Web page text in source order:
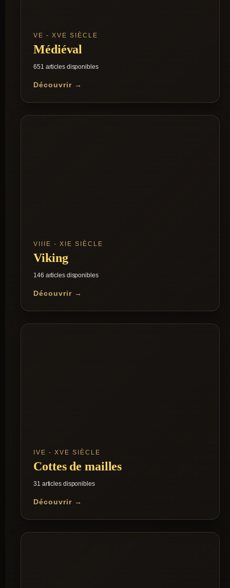
VE - XVE SIÈCLE
Médiéval
651 articles disponibles
Découvrir →
VIIIE - XIE SIÈCLE
Viking
146 articles disponibles
Découvrir →
IVE - XVE SIÈCLE
Cottes de mailles
31 articles disponibles
Découvrir →